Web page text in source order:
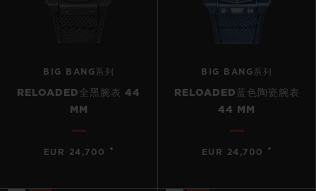
BIG BANG系列
RELOADED全黑腕表 44
MM
EUR 24,700 •
BIG BANG系列
RELOADED蓝色陶瓷腕表
44 MM
EUR 24,700 •